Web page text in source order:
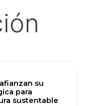
su
para
sustentable